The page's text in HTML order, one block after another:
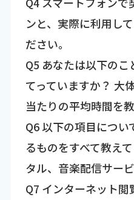
ンと、実際に利用し
ださい。
Q5 あなたは以下の
てっていますか？ 大
当たりの平均時間を
Q6 以下の項目につ
るものをすべて教え
タル、音楽配信サー
Q7 インターネット